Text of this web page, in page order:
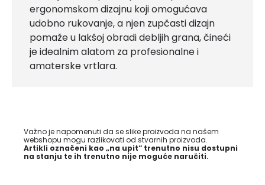
ergonomskom dizajnu koji omogućava
udobno rukovanje, a njen zupčasti dizajn
pomaže u lakšoj obradi debljih grana, čineći
je idealnim alatom za profesionalne i
amaterske vrtlara.
Važno je napomenuti da se slike proizvoda na našem
webshopu mogu razlikovati od stvarnih proizvoda.
Artikli označeni kao „na upit“ trenutno nisu dostupni
na stanju te ih trenutno nije moguće naručiti.